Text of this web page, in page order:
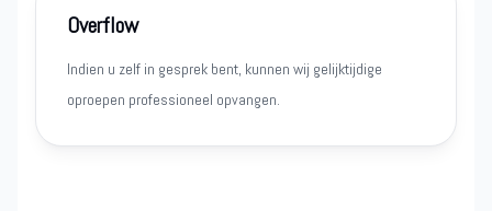
Overflow
Indien u zelf in gesprek bent, kunnen wij gelijktijdige
oproepen professioneel opvangen.